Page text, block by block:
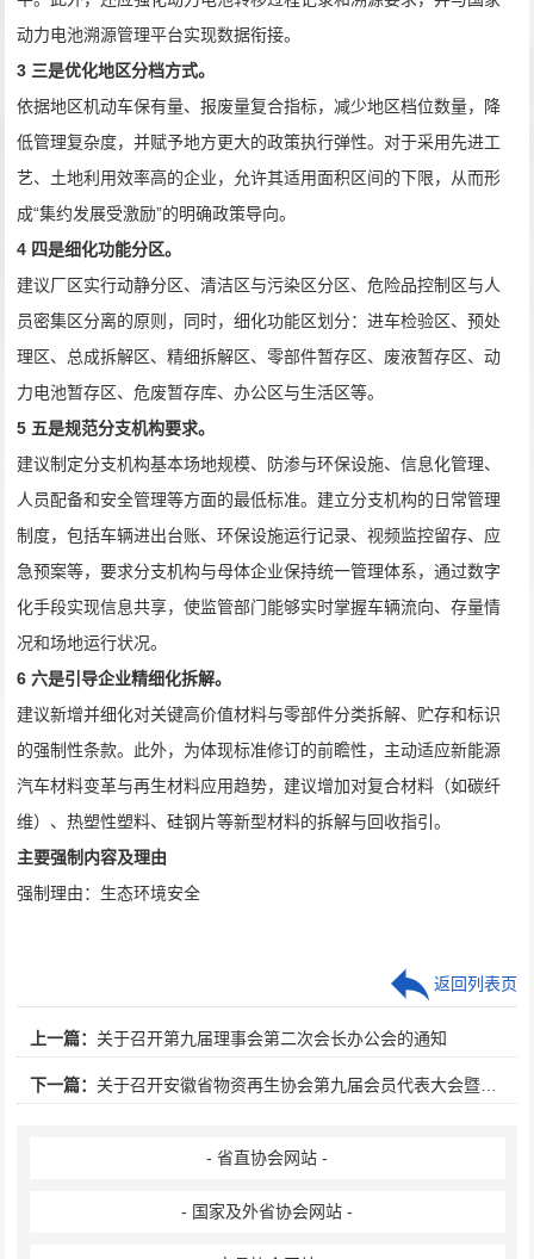
动力电池溯源管理平台实现数据衔接。
3 三是优化地区分档方式。
依据地区机动车保有量、报废量复合指标，减少地区档位数量，降
低管理复杂度，并赋予地方更大的政策执行弹性。对于采用先进工
艺、土地利用效率高的企业，允许其适用面积区间的下限，从而形
成“集约发展受激励”的明确政策导向。
4 四是细化功能分区。
建议厂区实行动静分区、清洁区与污染区分区、危险品控制区与人
员密集区分离的原则，同时，细化功能区划分：进车检验区、预处
理区、总成拆解区、精细拆解区、零部件暂存区、废液暂存区、动
力电池暂存区、危废暂存库、办公区与生活区等。
5 五是规范分支机构要求。
建议制定分支机构基本场地规模、防渗与环保设施、信息化管理、
人员配备和安全管理等方面的最低标准。建立分支机构的日常管理
制度，包括车辆进出台账、环保设施运行记录、视频监控留存、应
急预案等，要求分支机构与母体企业保持统一管理体系，通过数字
化手段实现信息共享，使监管部门能够实时掌握车辆流向、存量情
况和场地运行状况。
6 六是引导企业精细化拆解。
建议新增并细化对关键高价值材料与零部件分类拆解、贮存和标识
的强制性条款。此外，为体现标准修订的前瞻性，主动适应新能源
汽车材料变革与再生材料应用趋势，建议增加对复合材料（如碳纤
维）、热塑性塑料、硅钢片等新型材料的拆解与回收指引。
主要强制内容及理由
强制理由：生态环境安全
上一篇： 关于召开第九届理事会第二次会长办公会的通知
下一篇： 关于召开安徽省物资再生协会第九届会员代表大会暨全省再生资源行业会议的通知
返回列表页
- 省直协会网站 -
- 国家及外省协会网站 -